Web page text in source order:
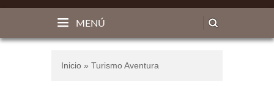
MENÚ
Inicio » Turismo Aventura